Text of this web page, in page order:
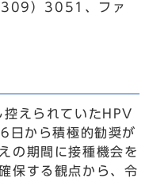
）3051、ファ
えられていたHPV
日から積極的勧奨が
の期間に接種機会を
保する観点から、令